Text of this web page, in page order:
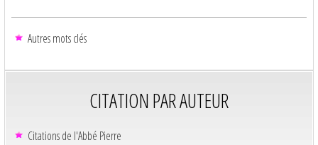
Autres mots clés
CITATION PAR AUTEUR
Citations de l'Abbé Pierre